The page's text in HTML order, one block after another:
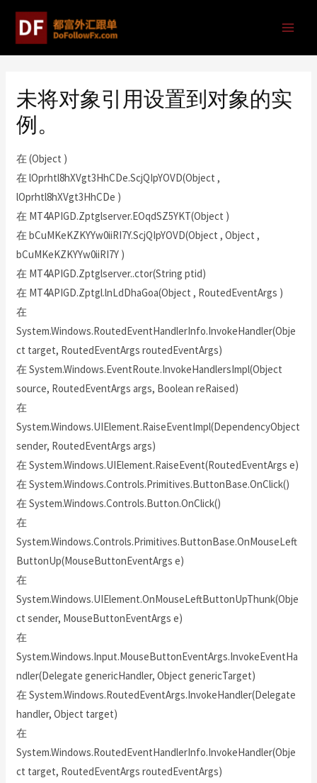
未将对象引用设置到对象的实
例。
在 (Object )
在 lOprhtl8hXVgt3HhCDe.ScjQIpYOVD(Object ,
lOprhtl8hXVgt3HhCDe )
在 MT4APIGD.Zptglserver.EOqdSZ5YKT(Object )
在 bCuMKeKZKYYw0iiRI7Y.ScjQIpYOVD(Object , Object ,
bCuMKeKZKYYw0iiRI7Y )
在 MT4APIGD.Zptglserver..ctor(String ptid)
在 MT4APIGD.Zptgl.lnLdDhaGoa(Object , RoutedEventArgs )
在
System.Windows.RoutedEventHandlerInfo.InvokeHandler(Obje
ct target, RoutedEventArgs routedEventArgs)
在 System.Windows.EventRoute.InvokeHandlersImpl(Object
source, RoutedEventArgs args, Boolean reRaised)
在
System.Windows.UIElement.RaiseEventImpl(DependencyObject
sender, RoutedEventArgs args)
在 System.Windows.UIElement.RaiseEvent(RoutedEventArgs e)
在 System.Windows.Controls.Primitives.ButtonBase.OnClick()
在 System.Windows.Controls.Button.OnClick()
在
System.Windows.Controls.Primitives.ButtonBase.OnMouseLeft
ButtonUp(MouseButtonEventArgs e)
在
System.Windows.UIElement.OnMouseLeftButtonUpThunk(Obje
ct sender, MouseButtonEventArgs e)
在
System.Windows.Input.MouseButtonEventArgs.InvokeEventHa
ndler(Delegate genericHandler, Object genericTarget)
在 System.Windows.RoutedEventArgs.InvokeHandler(Delegate
handler, Object target)
在
System.Windows.RoutedEventHandlerInfo.InvokeHandler(Obje
ct target, RoutedEventArgs routedEventArgs)